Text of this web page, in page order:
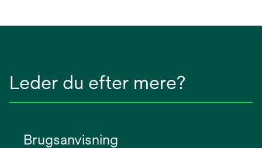
Leder du efter mere?
Brugsanvisning